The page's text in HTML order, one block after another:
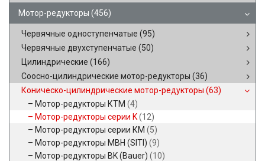
Мотор-редукторы (456)
Червячные одноступенчатые (95)
Червячные двухступенчатые (50)
Цилиндрические (166)
Соосно-цилиндрические мотор-редукторы (36)
Коническо-цилиндрические мотор-редукторы (63)
Мотор-редукторы КТМ (4)
Мотор-редукторы серии K(12)
Мотор-редукторы серии КМ (5)
Мотор-редукторы MBH (SITI) (9)
Мотор-редукторы BK (Bauer) (10)